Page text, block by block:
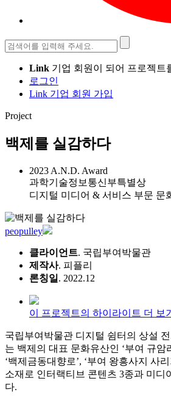
검
색:
Link 기업 회원이 되어 프로젝트
로그인
Link 기업 회원 가입
Project
백제를 실감하다
2023 A.N.D. Award
과학기술정보통신부특별상
디지털 미디어 & 서비스 부문 문
peopulley
클라이언트. 국립부여박물관
제작사. 피플리
론칭일 . 2022.12
이 프로젝트의 하이라이트 더 보
국립부여박물관 디지털 쉼터의 상설
는 백제의 대표 문화유산인 ‘부여 규암
‘백제금동대향로’, ‘부여 왕흥사지 사
소재로 인터랙티브 콘텐츠 3종과 미디
다.